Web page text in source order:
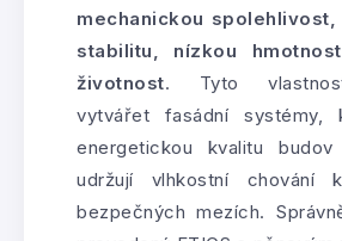
mechanickou spolehlivost,
stabilitu, nízkou
životnost. Tyto
vytvářet fasádní systémy,
energetickou kvalitu
udržují vlhkostní chování
bezpečných mezích.